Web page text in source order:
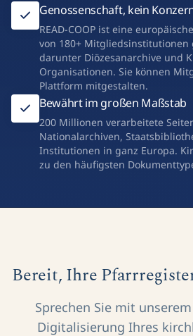
Genossenschaft, kein
READ-COOP ist eine
von 180+ Mitgliedsinstitutionen
darunter Diözesanarchive und
Organisationen. Sie können
Plattform mitgestalten.
Bewährt im großen Maßstab
200 Millionen verarbeitete
Nationalarchiven,
Institutionen in ganz Europa.
zu den häufigsten
Bereit, Ihre
Sprechen Sie mit
Digitalisierung Ihres